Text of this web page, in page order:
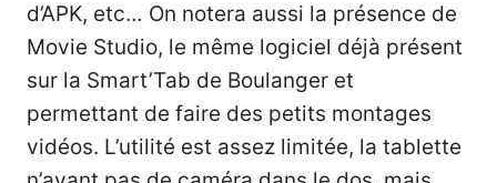
d’APK, etc… On notera aussi la présence de
Movie Studio, le même logiciel déjà présent
sur la Smart’Tab de Boulanger et
permettant de faire des petits montages
vidéos. L’utilité est assez limitée, la tablette